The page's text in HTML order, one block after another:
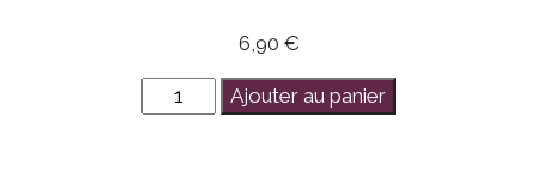
6,90 €
quantité
de
Ajouter au panier